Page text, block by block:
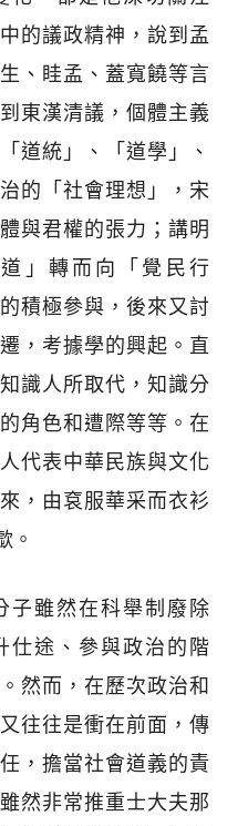
的議政精神，說到孟
、眭孟、蓋寬饒等言
東漢清議，個體主義
道統」、「道學」、
的「社會理想」，宋
與君權的張力；講明
」轉而向「覺民行
積極參與，後來又討
，考據學的興起。直
識人所取代，知識分
角色和遭際等等。在
代表中華民族與文化
，由袞服華采而衣衫
。
子雖然在科舉制廢除
仕途、參與政治的階
然而，在歷次政治和
往往是衝在前面，傳
，擔當社會道義的責
然非常推重士大夫那